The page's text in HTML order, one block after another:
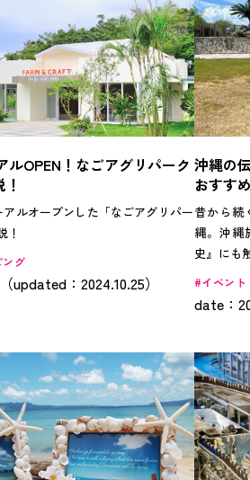
ルOPEN！なごアグリパーク
アルオープンした「なごアグリパー
！
ング
updated：2024.10.25）
沖縄の
おすす
昔から続
縄。沖縄
史』にも
ルが詰
も人気
イベント
date：